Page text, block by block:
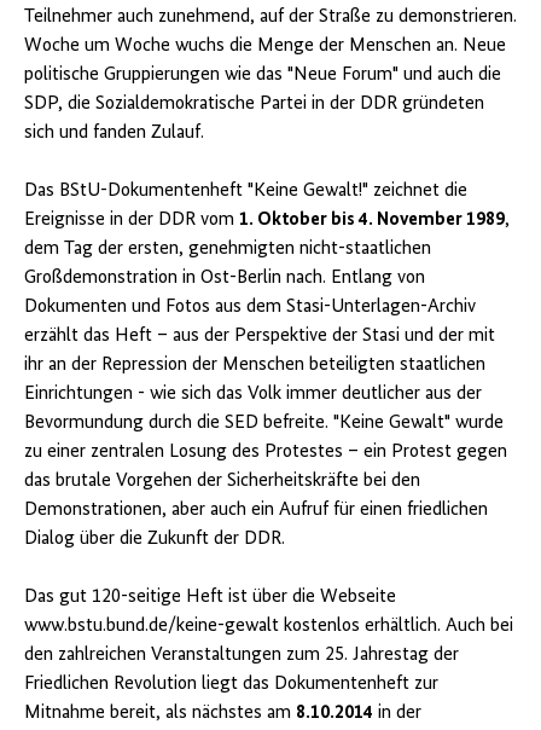
Teilnehmer auch zunehmend, auf der Straße zu demonstrieren.
Woche um Woche wuchs die Menge der Menschen an. Neue
politische Gruppierungen wie das "Neue Forum" und auch die
SDP, die Sozialdemokratische Partei in der DDR gründeten
sich und fanden Zulauf.
Das BStU-Dokumentenheft "Keine Gewalt!" zeichnet die
Ereignisse in der DDR vom 1. Oktober bis 4. November 1989,
dem Tag der ersten, genehmigten nicht-staatlichen
Großdemonstration in Ost-Berlin nach. Entlang von
Dokumenten und Fotos aus dem Stasi-Unterlagen-Archiv
erzählt das Heft – aus der Perspektive der Stasi und der mit
ihr an der Repression der Menschen beteiligten staatlichen
Einrichtungen - wie sich das Volk immer deutlicher aus der
Bevormundung durch die SED befreite. "Keine Gewalt" wurde
zu einer zentralen Losung des Protestes – ein Protest gegen
das brutale Vorgehen der Sicherheitskräfte bei den
Demonstrationen, aber auch ein Aufruf für einen friedlichen
Dialog über die Zukunft der DDR.
Das gut 120-seitige Heft ist über die Webseite
www.bstu.bund.de/keine-gewalt kostenlos erhältlich. Auch bei
den zahlreichen Veranstaltungen zum 25. Jahrestag der
Friedlichen Revolution liegt das Dokumentenheft zur
Mitnahme bereit, als nächstes am 8.10.2014 in der